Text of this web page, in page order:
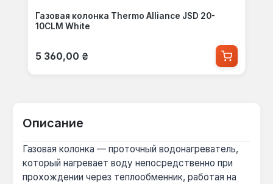
Газовая колонка Thermo Alliance JSD 20-
10CLM White
Обычная цена:
5 360,00 ₴
Описание
Газовая колонка — проточный водонагреватель,
который нагревает воду непосредственно при
прохождении через теплообменник, работая на